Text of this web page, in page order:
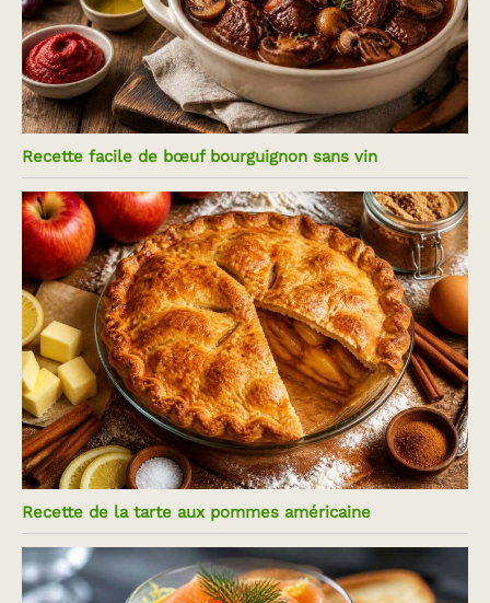
Recette facile de bœuf bourguignon sans vin
Recette de la tarte aux pommes américaine